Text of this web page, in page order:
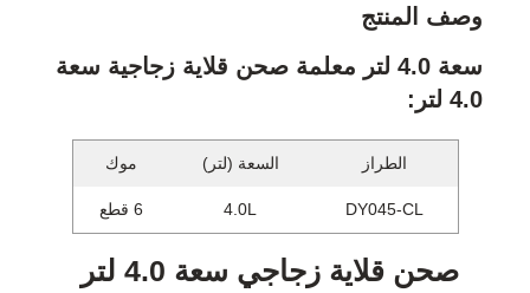
وصف المنتج
سعة 4.0 لتر معلمة صحن قلاية زجاجية سعة
4.0 لتر:
الطراز السعة (لتر) موك
DY045-CL
4.0L 6 قطع
صحن قلاية زجاجي سعة 4.0 لتر